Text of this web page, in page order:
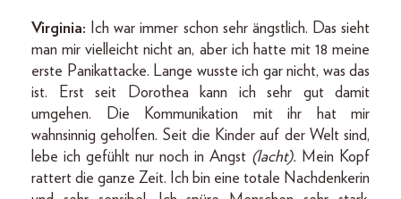
Virginia:
Ich war immer schon sehr ängstlich. Das sieht
man mir vielleicht nicht an, aber ich hatte mit 18 meine
erste Panikattacke. Lange wusste ich gar nicht, was das
ist. Erst seit Dorothea kann ich sehr gut damit
umgehen. Die Kommunikation mit ihr hat mir
wahnsinnig geholfen. Seit die Kinder auf der Welt sind,
lebe ich gefühlt nur noch in Angst (lacht). Mein Kopf
rattert die ganze Zeit. Ich bin eine totale Nachdenkerin